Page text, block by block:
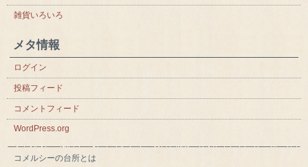
雑貨いろいろ
メタ情報
ログイン
投稿フィード
コメントフィード
WordPress.org
コメルシーの台所とは